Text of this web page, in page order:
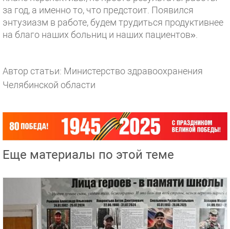
за год, а именно то, что предстоит. Появился
энтузиазм в работе, будем трудиться продуктивнее
на благо наших больниц и наших пациентов».
Автор статьи: Министерство здравоохранения
Челябинской области
Еще материалы по этой теме